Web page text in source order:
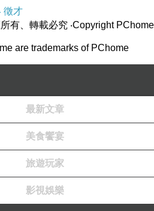
皮製造＆#33;
尚大方
分具都會感
徵才
有、轉載必究 ‧Copyright PChome
are trademarks of PChome
最新文章
美食饗宴
旅遊玩家
影視娛樂